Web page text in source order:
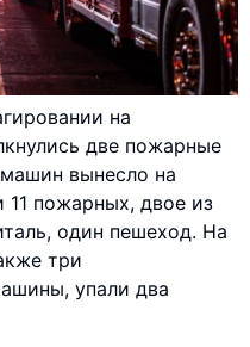
на
две пожарные
вынесло на
11 пожарных, двое из
один пешеход. На
три
упали два